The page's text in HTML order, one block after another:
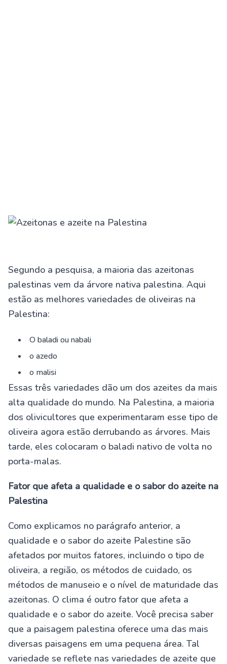
Segundo a pesquisa, a maioria das azeitonas
palestinas vem da árvore nativa palestina. Aqui
estão as melhores variedades de oliveiras na
Palestina:
O baladi ou nabali
o azedo
o malisi
Essas três variedades dão um dos azeites da mais
alta qualidade do mundo. Na Palestina, a maioria
dos olivicultores que experimentaram esse tipo de
oliveira agora estão derrubando as árvores. Mais
tarde, eles colocaram o baladi nativo de volta no
porta-malas.
Fator que afeta a qualidade e o sabor do azeite na
Palestina
Como explicamos no parágrafo anterior, a
qualidade e o sabor do azeite Palestine são
afetados por muitos fatores, incluindo o tipo de
oliveira, a região, os métodos de cuidado, os
métodos de manuseio e o nível de maturidade das
azeitonas. O clima é outro fator que afeta a
qualidade e o sabor do azeite. Você precisa saber
que a paisagem palestina oferece uma das mais
diversas paisagens em uma pequena área. Tal
variedade se reflete nas variedades de azeite que